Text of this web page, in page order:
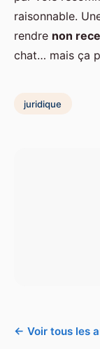
raisonnable.
rendre non
chat… mais ça
juridique
← Voir tous les